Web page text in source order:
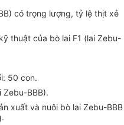
có trọng lượng, tỷ lệ thịt xẻ
thuật của bò lai F1 (lai Zebu-
50 con.
Zebu-BBB).
xuất và nuôi bò lai Zebu-BBB